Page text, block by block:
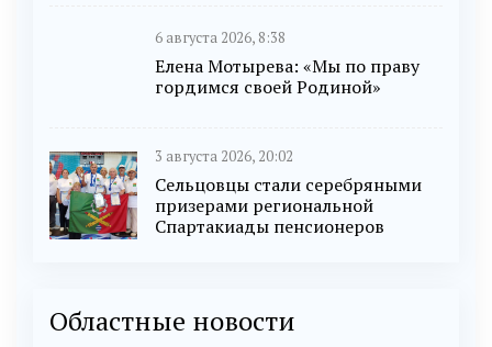
6 августа 2026, 8:38
Елена Мотырева: «Мы по праву
гордимся своей Родиной»
3 августа 2026, 20:02
Сельцовцы стали серебряными
призерами региональной
Спартакиады пенсионеров
Областные новости